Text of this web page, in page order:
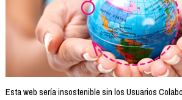
Esta web sería insostenible sin los Usuarios